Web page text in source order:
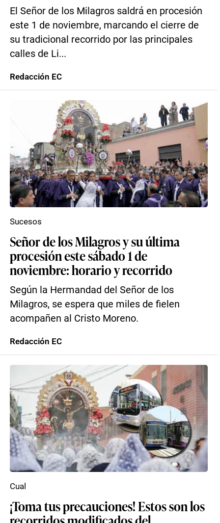
El Señor de los Milagros saldrá en procesión
este 1 de noviembre, marcando el cierre de
su tradicional recorrido por las principales
calles de Li...
Redacción EC
Señor de los Milagros y su última
procesión este sábado 1 de
noviembre: horario y recorrido
Según la Hermandad del Señor de los
Milagros, se espera que miles de fielen
acompañen al Cristo Moreno.
Sucesos
Redacción EC
¡Toma tus precauciones! Estos son los
Cual